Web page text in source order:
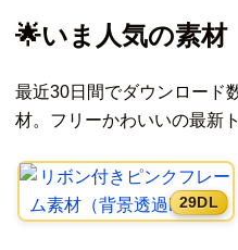
🌟いま人気の素材
最近30日間でダウンロード
材。フリーかわいいの最新
29DL